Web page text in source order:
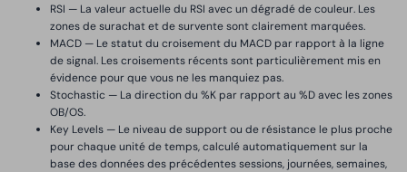
RSI — La valeur actuelle du RSI avec un dégradé de couleur. Les
zones de surachat et de survente sont clairement marquées.
MACD — Le statut du croisement du MACD par rapport à la ligne
de signal. Les croisements récents sont particulièrement mis en
évidence pour que vous ne les manquiez pas.
Stochastic — La direction du %K par rapport au %D avec les zones
OB/OS.
Key Levels — Le niveau de support ou de résistance le plus proche
pour chaque unité de temps, calculé automatiquement sur la
base des données des précédentes sessions, journées, semaines,